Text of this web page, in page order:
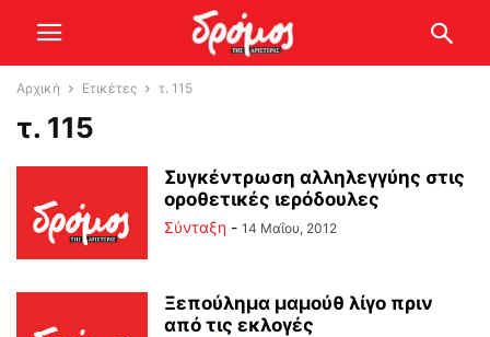
Αρχική Ετικέτες τ. 115
τ. 115
Συγκέντρωση αλληλεγγύης στις
οροθετικές ιερόδουλες
Σύνταξη - 14 Μαΐου, 2012
Ξεπούλημα μαμούθ λίγο πριν
από τις εκλογές